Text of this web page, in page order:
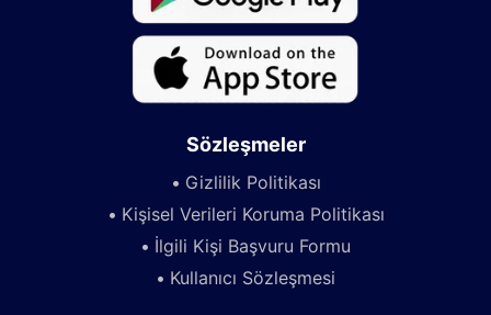
Sözleşmeler
Gizlilik Politikası
Kişisel Verileri Koruma Politikası
İlgili Kişi Başvuru Formu
Kullanıcı Sözleşmesi